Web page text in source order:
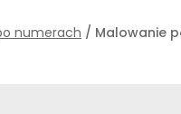
numerach / Malowanie